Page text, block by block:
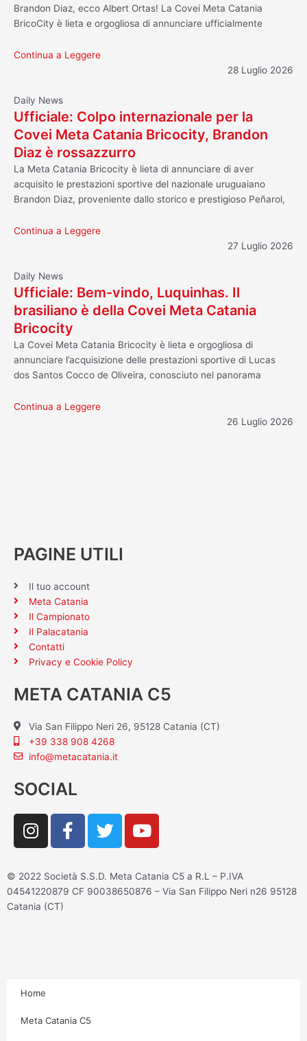
Brandon Diaz, ecco Albert Ortas! La Covei Meta Catania
BricoCity è lieta e orgogliosa di annunciare ufficialmente
Continua a Leggere
28 Luglio 2026
Daily News
Ufficiale: Colpo internazionale per la
Covei Meta Catania Bricocity, Brandon
Diaz è rossazzurro
La Meta Catania Bricocity è lieta di annunciare di aver
acquisito le prestazioni sportive del nazionale uruguaiano
Brandon Diaz, proveniente dallo storico e prestigioso Peñarol,
Continua a Leggere
27 Luglio 2026
Daily News
Ufficiale: Bem-vindo, Luquinhas. Il
brasiliano è della Covei Meta Catania
Bricocity
La Covei Meta Catania Bricocity è lieta e orgogliosa di
annunciare l’acquisizione delle prestazioni sportive di Lucas
dos Santos Cocco de Oliveira, conosciuto nel panorama
Continua a Leggere
26 Luglio 2026
PAGINE UTILI
Il tuo account
Meta Catania
Il Campionato
Il Palacatania
Contatti
Privacy e Cookie Policy
META CATANIA C5
Via San Filippo Neri 26, 95128 Catania (CT)
+39 338 908 4268
info@metacatania.it
SOCIAL
I
n
t
a
g
F
a
e
b
T
w
t
t
Y
o
t
u
© 2022 Società S.S.D. Meta Catania C5 a R.L – P.IVA
04541220879 CF 90038650876 – Via San Filippo Neri n26 95128
Catania (CT)
Home
Meta Catania C5